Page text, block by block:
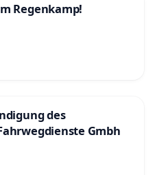
Regenkamp!
des
Gmbh